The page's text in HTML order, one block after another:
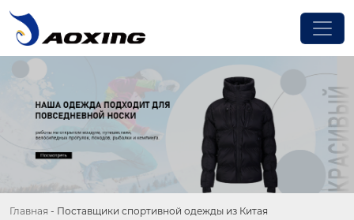
Главная - Поставщики спортивной одежды из Китая